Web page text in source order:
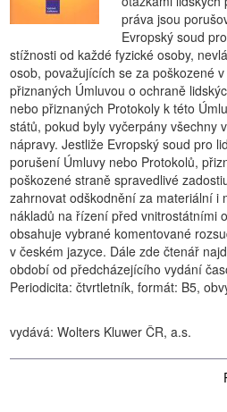
práva jsou
Evropský soud
stížnosti od každé fyzické osoby,
osob, považujících se za poškozené
přiznaných Úmluvou o ochraně
nebo přiznaných Protokoly k této
států, pokud byly vyčerpány všechny
nápravy. Jestliže Evropský soud pro
porušení Úmluvy nebo Protokolů,
poškozené straně spravedlivé
zahrnovat odškodnění za materiální i
nákladů na řízení před vnitrostátními
obsahuje vybrané komentované
v českém jazyce. Dále zde čtenář
období od předcházejícího vydání
Periodicita: čtvrtletník, formát: B5,
vydává: Wolters Kluwer ČR, a.s.